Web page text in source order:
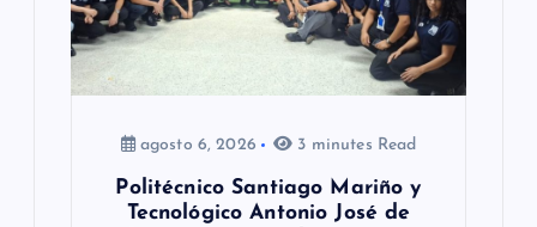
agosto 6, 2026 3 minutes Read
Politécnico Santiago Mariño y
Tecnológico Antonio José de